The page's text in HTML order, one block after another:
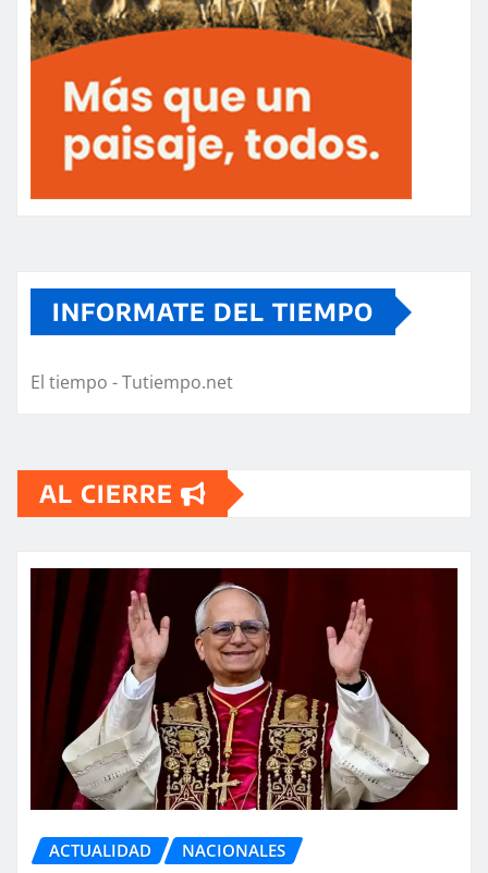
INFORMATE DEL TIEMPO
El tiempo - Tutiempo.net
AL CIERRE
ACTUALIDAD NACIONALES